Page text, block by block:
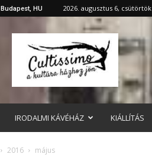
Budapest, HU 2026. augusztus 6, csütörtök
IRODALMI KÁVÉHÁZ KIÁLLÍTÁS
2016 május